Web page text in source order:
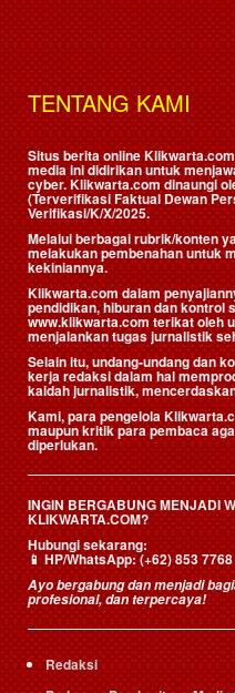
TENTANG KAMI
Situs berita online
media ini didirikan untuk
cyber. Klikwarta.com dinaungi
(Terverifikasi Faktual Dewan
Verifikasi/K/X/2025.
Melalui berbagai rubrik/konten
melakukan pembenahan untuk
kekiniannya.
Klikwarta.com dalam
pendidikan, hiburan dan kontrol
www.klikwarta.com terikat oleh
menjalankan tugas jurnalistik
Selain itu, undang-undang dan
kerja redaksi dalam hal
kaidah jurnalistik,
Kami, para pengelola
maupun kritik para pembaca
diperlukan.
INGIN BERGABUNG MENJADI
KLIKWARTA.COM?
Hubungi sekarang:
📱HP/WhatsApp:(+62) 853
Ayo bergabung dan menjadi
profesional, dan terpercaya!
Redaksi